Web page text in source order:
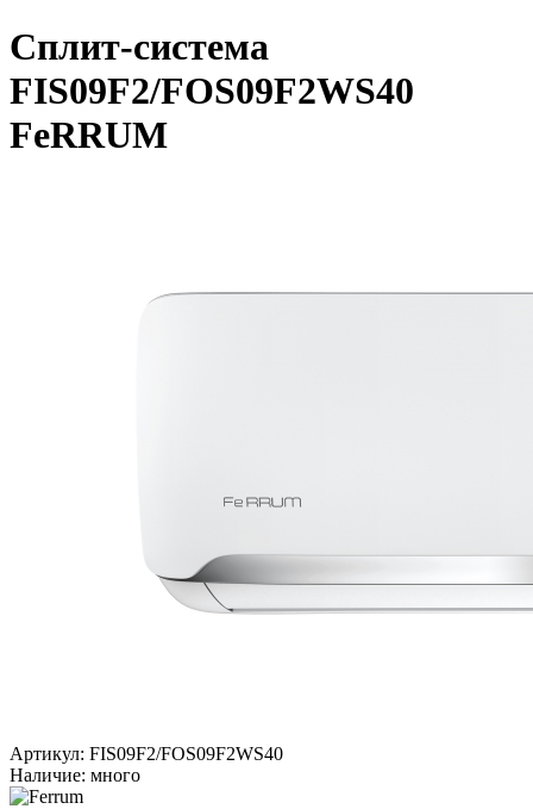
Сплит-система
FIS09F2/FOS09F2WS40
FeRRUM
Артикул: FIS09F2/FOS09F2WS40
Наличие: много